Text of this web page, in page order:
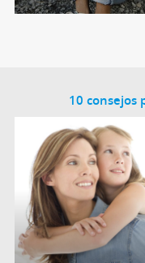
10 consejos